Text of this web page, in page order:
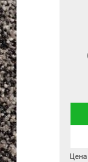
Цена